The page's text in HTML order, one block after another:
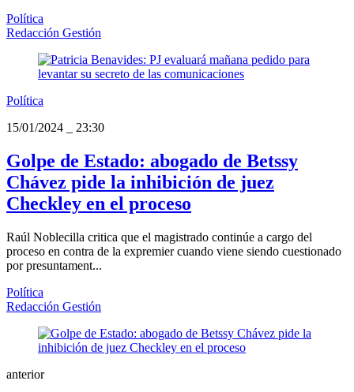
Política
Redacción Gestión
Política
15/01/2024
23:30
Golpe de Estado: abogado de Betssy
Chávez pide la inhibición de juez
Checkley en el proceso
Raúl Noblecilla critica que el magistrado continúe a cargo del
proceso en contra de la expremier cuando viene siendo cuestionado
por presuntament...
Política
Redacción Gestión
anterior